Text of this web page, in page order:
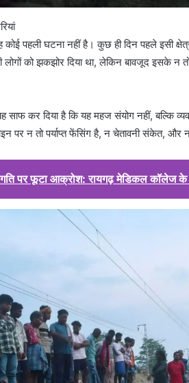
कोई पहली घटना नहीं है। कुछ ही दिन पहले इसी
को झकझोर दिया था, लेकिन बावजूद इसके न
साफ कर दिया है कि यह महज संयोग नहीं, बल्कि
पर न तो पर्याप्त फेंसिंग है, न चेतावनी संकेत, और न
पर फूटा आक्रोश: रायगढ़ मेडिकल कॉलेज के